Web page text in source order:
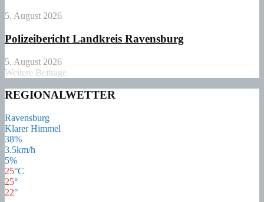
5. August 2026
Polizeibericht Landkreis Ravensburg
5. August 2026
Weitere Beiträge
REGIONALWETTER
Ravensburg
Klarer Himmel
38%
3.5km/h
5%
25°C
25°
22°